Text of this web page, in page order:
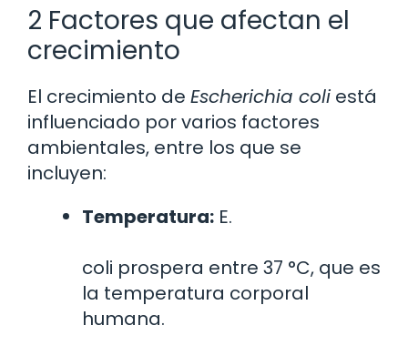
2 Factores que afectan el
crecimiento
El crecimiento de Escherichia coli está
influenciado por varios factores
ambientales, entre los que se
incluyen:
Temperatura: E.
coli prospera entre 37 °C, que es
la temperatura corporal
humana.